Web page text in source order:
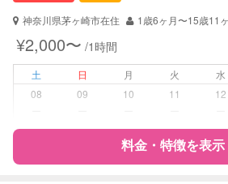
助産師
対応可能/特徴
早朝対応
夜間対応
子育て経験
神奈川県茅ヶ崎市在住
1歳6ヶ月〜15歳11
¥2,000〜 /1時間
土 日 月 火 水
08
09 10 11 12
料金・特徴を表示